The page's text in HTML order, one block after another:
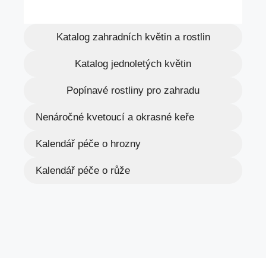
Katalog zahradních květin a rostlin
Katalog jednoletých květin
Popínavé rostliny pro zahradu
Nenáročné kvetoucí a okrasné keře
Kalendář péče o hrozny
Kalendář péče o růže